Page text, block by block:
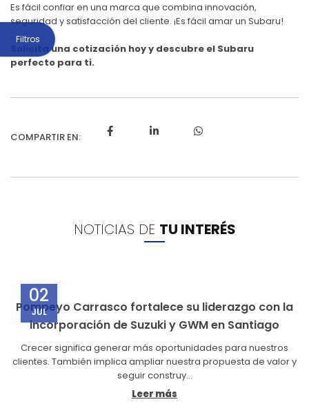
Es fácil confiar en una marca que combina innovación,
seguridad y satisfacción del cliente. ¡Es fácil amar un Subaru!
Solicita una cotización hoy y descubre el Subaru
perfecto para ti.
NOTICIAS DE TU INTERÉS
02
JUL
Pompeyo Carrasco fortalece su liderazgo con la
incorporación de Suzuki y GWM en Santiago
Crecer significa generar más oportunidades para nuestros
clientes. También implica ampliar nuestra propuesta de valor y
seguir construy...
Leer más
Filtros